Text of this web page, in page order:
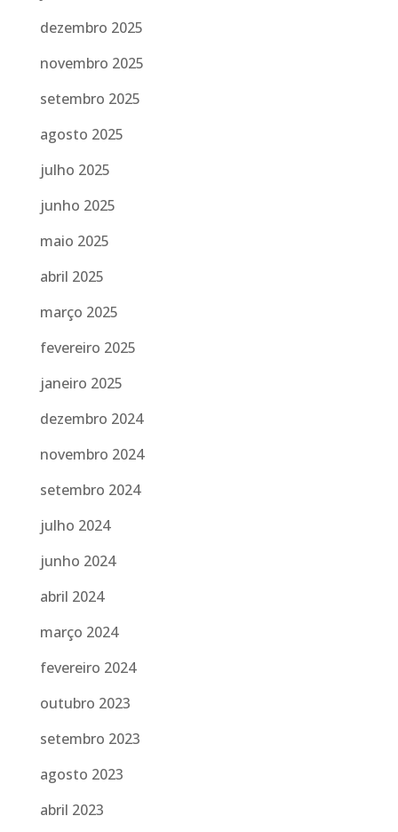
dezembro 2025
novembro 2025
setembro 2025
agosto 2025
julho 2025
junho 2025
maio 2025
abril 2025
março 2025
fevereiro 2025
janeiro 2025
dezembro 2024
novembro 2024
setembro 2024
julho 2024
junho 2024
abril 2024
março 2024
fevereiro 2024
outubro 2023
setembro 2023
agosto 2023
abril 2023